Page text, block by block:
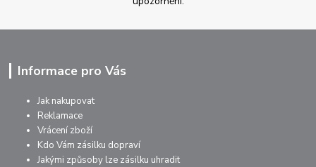
Informace pro Vás
Jak nakupovat
Reklamace
Vrácení zboží
Kdo Vám zásilku dopraví
Jakými způsoby lze zásilku uhradit